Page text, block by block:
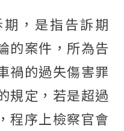
，是指告訴期
的案件，所為告
禍的過失傷害罪
規定，若是超過
程序上檢察官會